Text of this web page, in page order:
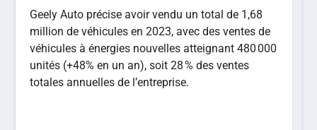
Geely Auto précise avoir vendu un total de 1,68
million de véhicules en 2023, avec des ventes de
véhicules à énergies nouvelles atteignant 480 000
unités (+48% en un an), soit 28 % des ventes
totales annuelles de l’entreprise.